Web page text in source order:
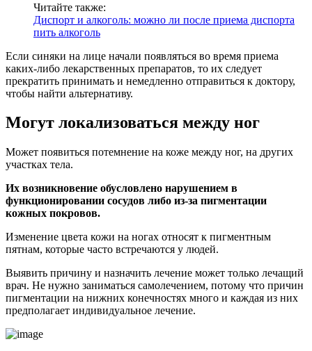
Читайте также:
Диспорт и алкоголь: можно ли после приема диспорта
пить алкоголь
Если синяки на лице начали появляться во время приема
каких-либо лекарственных препаратов, то их следует
прекратить принимать и немедленно отправиться к доктору,
чтобы найти альтернативу.
Могут локализоваться между ног
Может появиться потемнение на коже между ног, на других
участках тела.
Их возникновение обусловлено нарушением в
функционировании сосудов либо из-за пигментации
кожных покровов.
Изменение цвета кожи на ногах относят к пигментным
пятнам, которые часто встречаются у людей.
Выявить причину и назначить лечение может только лечащий
врач. Не нужно заниматься самолечением, потому что причин
пигментации на нижних конечностях много и каждая из них
предполагает индивидуальное лечение.